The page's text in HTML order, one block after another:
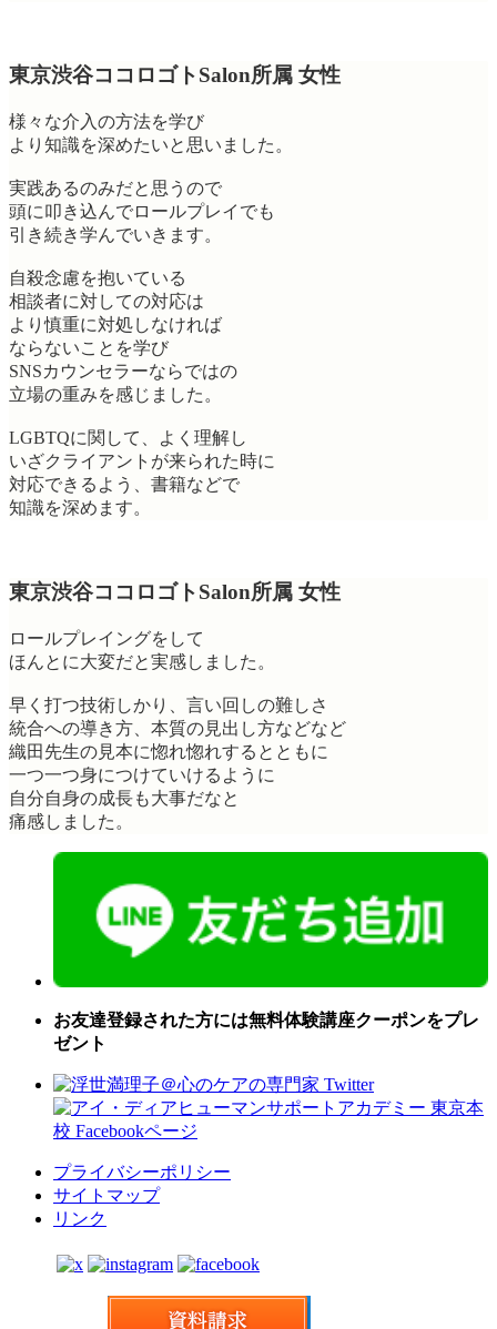
東京渋谷ココロゴトSalon所属 女性
様々な介入の方法を学び
より知識を深めたいと思いました。
実践あるのみだと思うので
頭に叩き込んでロールプレイでも
引き続き学んでいきます。
自殺念慮を抱いている
相談者に対しての対応は
より慎重に対処しなければ
ならないことを学び
SNSカウンセラーならではの
立場の重みを感じました。
LGBTQに関して、よく理解し
いざクライアントが来られた時に
対応できるよう、書籍などで
知識を深めます。
東京渋谷ココロゴトSalon所属 女性
ロールプレイングをして
ほんとに大変だと実感しました。
早く打つ技術しかり、言い回しの難しさ
統合への導き方、本質の見出し方などなど
織田先生の見本に惚れ惚れするとともに
一つ一つ身につけていけるように
自分自身の成長も大事だなと
痛感しました。
お友達登録された方には無料体験講座クーポンをプレ
ゼント
プライバシーポリシー
サイトマップ
リンク